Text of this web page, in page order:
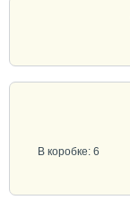
В коробке: 6